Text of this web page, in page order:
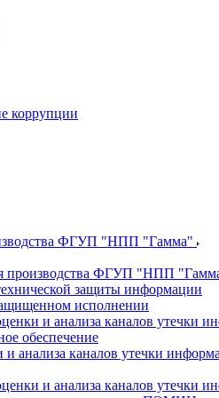
коррупции
ФГУП "НПП "Гамма"
производства ФГУП "НПП
защиты информации
исполнении
и анализа каналов утечки
обеспечение
и анализа каналов утечки
и анализа каналов утечки